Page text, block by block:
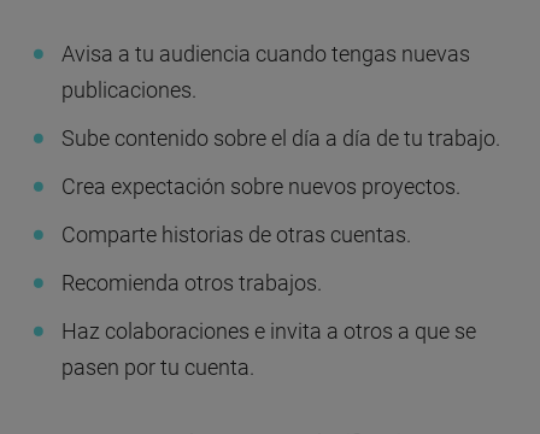
Avisa a tu audiencia cuando tengas nuevas
publicaciones.
Sube contenido sobre el día a día de tu trabajo.
Crea expectación sobre nuevos proyectos.
Comparte historias de otras cuentas.
Recomienda otros trabajos.
Haz colaboraciones e invita a otros a que se
pasen por tu cuenta.